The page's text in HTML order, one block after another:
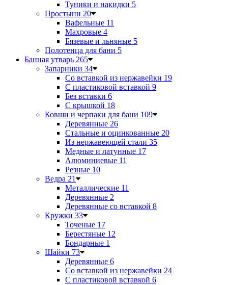
Туники и накидки 5
Простыни 20
Вафельные 11
Махровые 4
Бязевые и льняные 5
Полотенца для бани 5
Банная утварь 265
Запарники 34
Со вставкой из нержавейки 19
С пластиковой вставкой 9
Без вставки 6
С крышкой 18
Ковши и черпаки для бани 109
Деревянные 26
Стальные и оцинкованные 20
Из нержавеющей стали 35
Медные и латунные 17
Алюминиевые 11
Резные 10
Ведра 21
Металлические 11
Деревянные 2
Деревянные со вставкой 8
Кружки 33
Точеные 17
Берестяные 12
Бондарные 1
Шайки 73
Деревянные 6
Со вставкой из нержавейки 24
С пластиковой вставкой 6